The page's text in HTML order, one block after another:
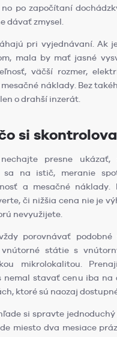
po započítaní
dávať zmysel.
pri vyjednávaní. Ak
mala by mať jasné
väčší rozmer,
náklady. Bez
o drahší inzerát.
si
presne ukázať,
sa na istič, meranie
a mesačné náklady.
či nižšia cena nie je
nevyužijete.
porovnávať podobné
státie s
mikrolokalitou.
nemal stavať cenu iba na
ktoré sú naozaj
si spravte jednoduchý
miesto dva mesiace